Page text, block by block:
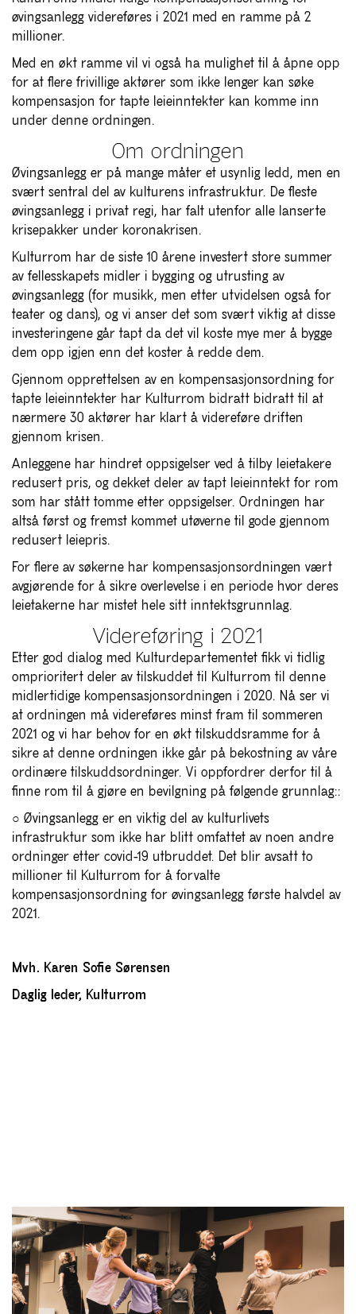
øvingsanlegg videreføres i 2021 med en ramme på 2
millioner.
Med en økt ramme vil vi også ha mulighet til å åpne opp
for at flere frivillige aktører som ikke lenger kan søke
kompensasjon for tapte leieinntekter kan komme inn
under denne ordningen.
Om ordningen
Øvingsanlegg er på mange måter et usynlig ledd, men en
svært sentral del av kulturens infrastruktur. De fleste
øvingsanlegg i privat regi, har falt utenfor alle lanserte
krisepakker under koronakrisen.
Kulturrom har de siste 10 årene investert store summer
av fellesskapets midler i bygging og utrusting av
øvingsanlegg (for musikk, men etter utvidelsen også for
teater og dans), og vi anser det som svært viktig at disse
investeringene går tapt da det vil koste mye mer å bygge
dem opp igjen enn det koster å redde dem.
Gjennom opprettelsen av en kompensasjonsordning for
tapte leieinntekter har Kulturrom bidratt bidratt til at
nærmere 30 aktører har klart å videreføre driften
gjennom krisen.
Anleggene har hindret oppsigelser ved å tilby leietakere
redusert pris, og dekket deler av tapt leieinntekt for rom
som har stått tomme etter oppsigelser. Ordningen har
altså først og fremst kommet utøverne til gode gjennom
redusert leiepris.
For flere av søkerne har kompensasjonsordningen vært
avgjørende for å sikre overlevelse i en periode hvor deres
leietakerne har mistet hele sitt inntektsgrunnlag.
Videreføring i 2021
Etter god dialog med Kulturdepartementet fikk vi tidlig
omprioritert deler av tilskuddet til Kulturrom til denne
midlertidige kompensasjonsordningen i 2020. Nå ser vi
at ordningen må videreføres minst fram til sommeren
2021 og vi har behov for en økt tilskuddsramme for å
sikre at denne ordningen ikke går på bekostning av våre
ordinære tilskuddsordninger. Vi oppfordrer derfor til å
finne rom til å gjøre en bevilgning på følgende grunnlag::
○ Øvingsanlegg er en viktig del av kulturlivets
infrastruktur som ikke har blitt omfattet av noen andre
ordninger etter covid-19 utbruddet. Det blir avsatt to
millioner til Kulturrom for å forvalte
kompensasjonsordning for øvingsanlegg første halvdel av
2021.
Mvh. Karen Sofie Sørensen
Daglig leder, Kulturrom